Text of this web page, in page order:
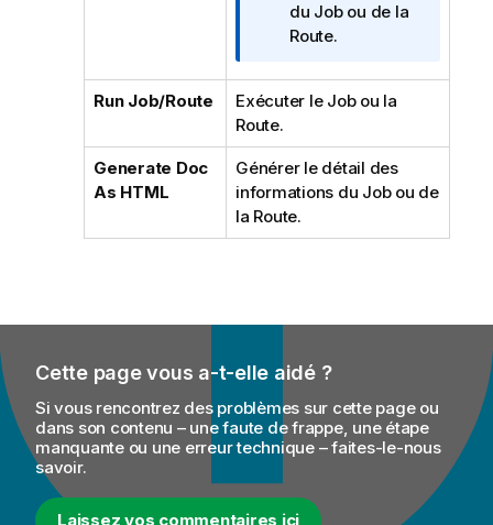
f
o
m
a
o
n
s
du Job ou de la
Route.
Run Job/Route
Exécuter le Job ou la
Route.
Generate Doc
As HTML
Générer le détail des
informations du Job ou de
la Route.
Cette page vous a-t-elle aidé ?
Si vous rencontrez des problèmes sur cette page ou
dans son contenu – une faute de frappe, une étape
manquante ou une erreur technique – faites-le-nous
savoir.
Laissez vos commentaires ici